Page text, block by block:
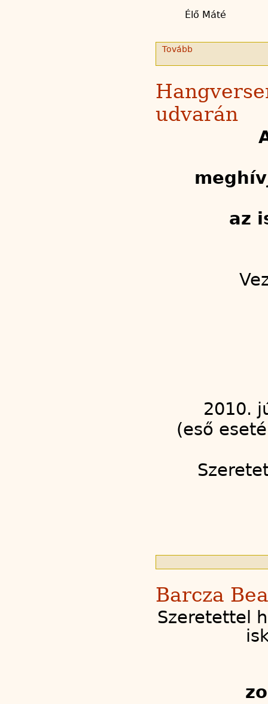
Élő Máté
Tovább
udvarán
az
2010.
(eső
Barcza
Szeretettel